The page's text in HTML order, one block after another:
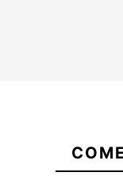
To The FCSII